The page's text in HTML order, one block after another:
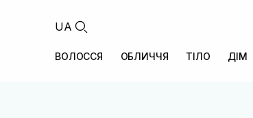
UA
ВОЛОССЯ ОБЛИЧЧЯ ТІЛО ДІМ